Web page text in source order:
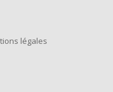
légales